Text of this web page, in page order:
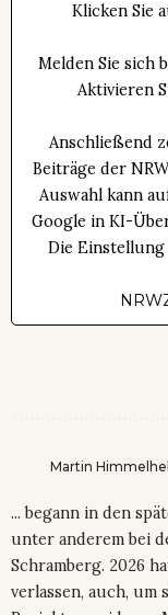
Klicken Sie
Melden Sie sich
Aktivieren
Anschließend
Beiträge der
Auswahl kann
Google in KI-
Die
Martin
... begann in den
unter anderem bei
Schramberg. 2026
verlassen, auch,